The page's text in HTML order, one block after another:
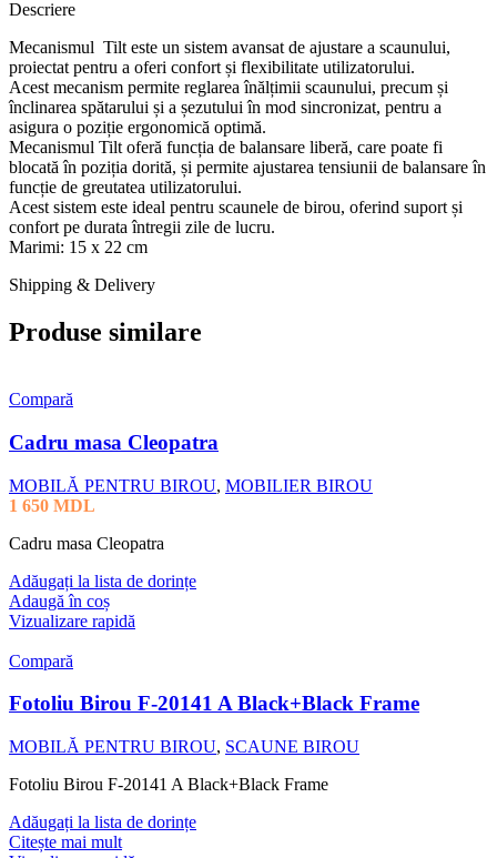
Descriere
Mecanismul Tilt este un sistem avansat de ajustare a scaunului,
proiectat pentru a oferi confort și flexibilitate utilizatorului.
Acest mecanism permite reglarea înălțimii scaunului, precum și
înclinarea spătarului și a șezutului în mod sincronizat, pentru a
asigura o poziție ergonomică optimă.
Mecanismul Tilt oferă funcția de balansare liberă, care poate fi
blocată în poziția dorită, și permite ajustarea tensiunii de balansare în
funcție de greutatea utilizatorului.
Acest sistem este ideal pentru scaunele de birou, oferind suport și
confort pe durata întregii zile de lucru.
Marimi: 15 x 22 cm
Shipping & Delivery
Produse similare
Compară
Cadru masa Cleopatra
MOBILĂ PENTRU BIROU, MOBILIER BIROU
1 650 MDL
Cadru masa Cleopatra
Adăugați la lista de dorințe
Adaugă în coș
Vizualizare rapidă
Compară
Fotoliu Birou F-20141 A Black+Black Frame
MOBILĂ PENTRU BIROU, SCAUNE BIROU
Fotoliu Birou F-20141 A Black+Black Frame
Adăugați la lista de dorințe
Citește mai mult